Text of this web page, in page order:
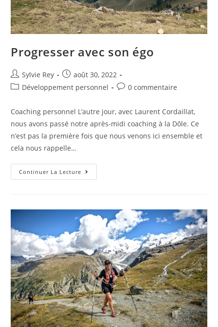
Progresser avec son égo
Sylvie Rey
août 30, 2022
Développement personnel
0 commentaire
Coaching personnel L’autre jour, avec Laurent Cordaillat,
nous avons passé notre après-midi coaching à la Dôle. Ce
n’est pas la première fois que nous venons ici ensemble et
cela nous rappelle…
Continuer La Lecture